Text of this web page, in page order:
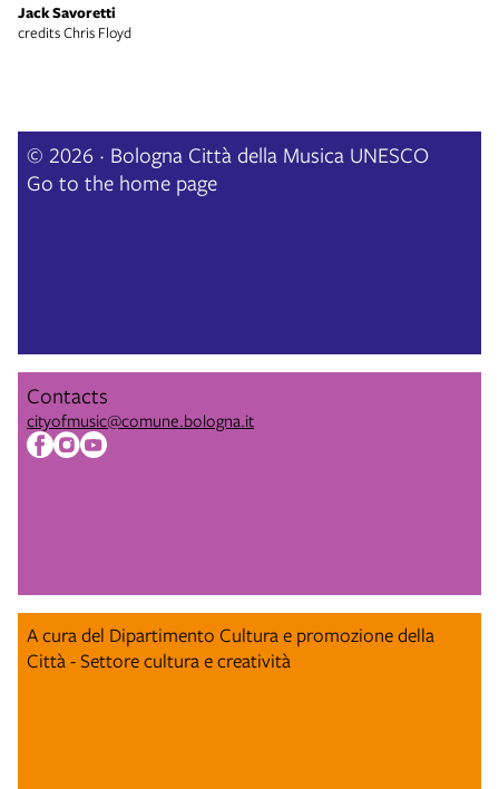
Jack Savoretti
credits Chris Floyd
© 2026 · Bologna Città della Musica UNESCO
Go to the home page
Contacts
cityofmusic@comune.bologna.it
A cura del Dipartimento Cultura e promozione della
Città - Settore cultura e creatività